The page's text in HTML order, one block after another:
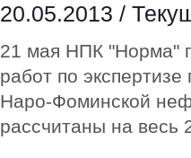
20.05.2013 /
21 мая НПК "Норма"
работ по
Наро-Фоминской
рассчитаны на весь